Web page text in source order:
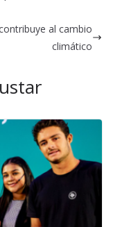
al cambio
climático